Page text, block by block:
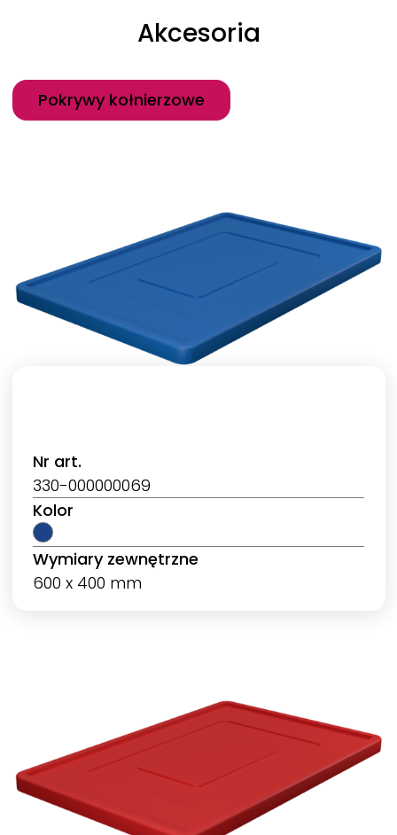
Akcesoria
Kategoria
Pokrywy kołnierzowe
Nr art.
330-000000069
Kolor
Wymiary zewnętrzne
600 x 400 mm